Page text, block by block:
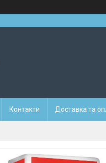
Контакти Доставка та